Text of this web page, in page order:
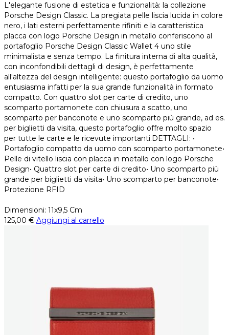
L'elegante fusione di estetica e funzionalità: la collezione
Porsche Design Classic. La pregiata pelle liscia lucida in colore
nero, i lati esterni perfettamente rifiniti e la caratteristica
placca con logo Porsche Design in metallo conferiscono al
portafoglio Porsche Design Classic Wallet 4 uno stile
minimalista e senza tempo. La finitura interna di alta qualità,
con inconfondibili dettagli di design, è perfettamente
all'altezza del design intelligente: questo portafoglio da uomo
entusiasma infatti per la sua grande funzionalità in formato
compatto. Con quattro slot per carte di credito, uno
scomparto portamonete con chiusura a scatto, uno
scomparto per banconote e uno scomparto più grande, ad es.
per biglietti da visita, questo portafoglio offre molto spazio
per tutte le carte e le ricevute importanti.DETTAGLI: •
Portafoglio compatto da uomo con scomparto portamonete•
Pelle di vitello liscia con placca in metallo con logo Porsche
Design• Quattro slot per carte di credito• Uno scomparto più
grande per biglietti da visita• Uno scomparto per banconote•
Protezione RFID
Dimensioni: 11x9,5 Cm
125,00 € Aggiungi al carrello